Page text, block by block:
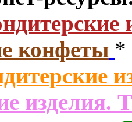
конфеты *
изделия.